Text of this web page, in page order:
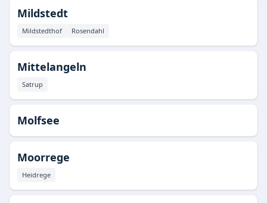
Mildstedt
Mildstedthof Rosendahl
Mittelangeln
Satrup
Molfsee
Moorrege
Heidrege